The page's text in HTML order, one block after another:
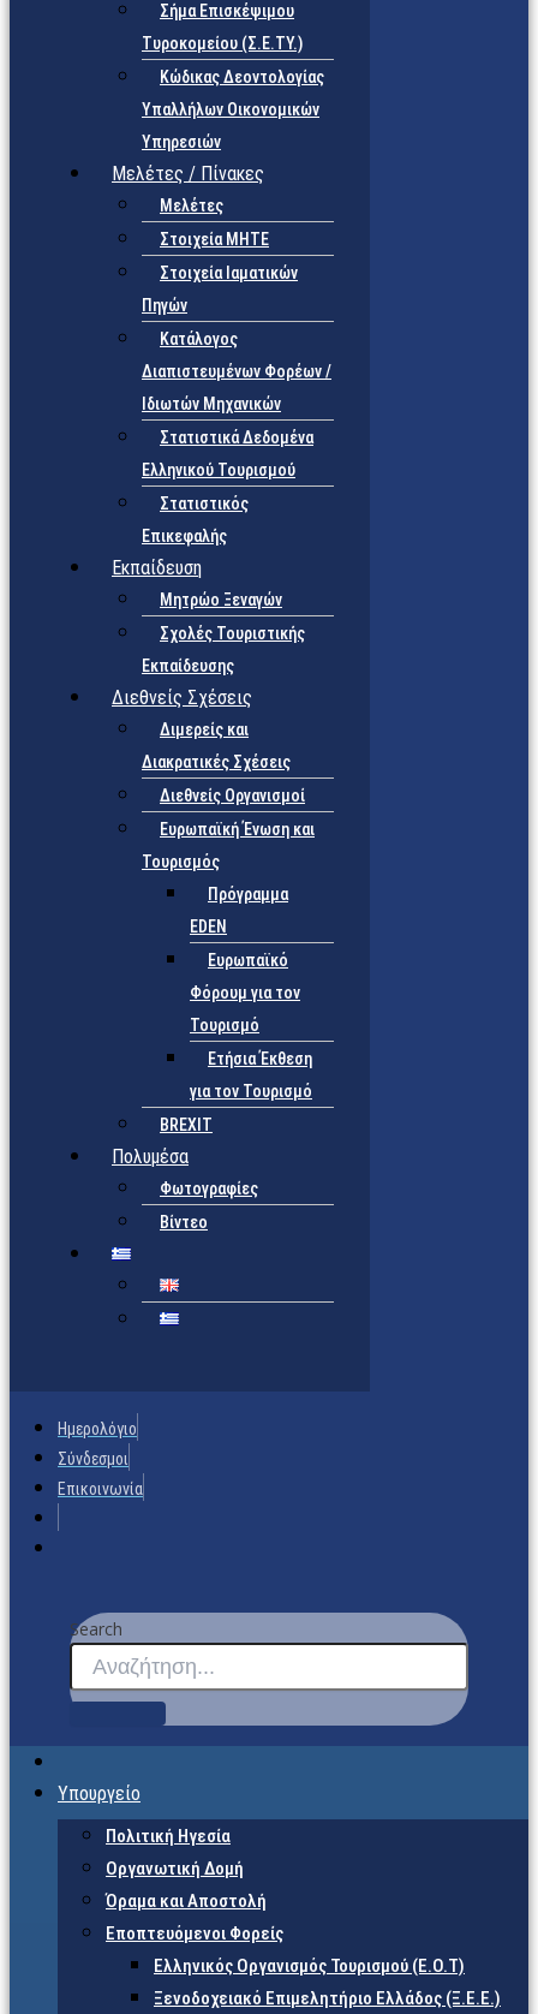
Σήμα Επισκέψιμου
Τυροκομείου (Σ.Ε.TY.)
Κώδικας Δεοντολογίας
Υπαλλήλων Οικονομικών
Υπηρεσιών
Μελέτες / Πίνακες
Μελέτες
Στοιχεία ΜΗΤΕ
Στοιχεία Ιαματικών
Πηγών
Κατάλογος
Διαπιστευμένων Φορέων /
Ιδιωτών Μηχανικών
Στατιστικά Δεδομένα
Ελληνικού Τουρισμού
Στατιστικός
Επικεφαλής
Εκπαίδευση
Μητρώο Ξεναγών
Σχολές Τουριστικής
Εκπαίδευσης
Διεθνείς Σχέσεις
Διμερείς και
Διακρατικές Σχέσεις
Διεθνείς Οργανισμοί
Ευρωπαϊκή Ένωση και
Τουρισμός
Πρόγραμμα
EDEN
Ευρωπαϊκό
Φόρουμ για τον
Τουρισμό
Ετήσια Έκθεση
για τον Τουρισμό
BREXIT
Πολυμέσα
Φωτογραφίες
Βίντεο
Ημερολόγιο
Σύνδεσμοι
Επικοινωνία
Search
Υπουργείο
Πολιτική Ηγεσία
Οργανωτική Δομή
Όραμα και Αποστολή
Εποπτευόμενοι Φορείς
Eλληνικός Οργανισμός Τουρισμού (Ε.Ο.Τ)
Ξενοδοχειακό Επιμελητήριο Ελλάδος (Ξ.Ε.Ε.)